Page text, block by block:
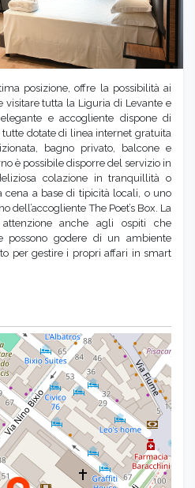
posizione, offre la possibilità ai
visitare tutta la Liguria di Levante e
e accogliente dispone di
dotate di linea internet gratuita
bagno privato, balcone e
è possibile disporre del servizio in
colazione in tranquillità o
a base di tipicità locali, o uno
dell’accogliente The Poet’s Box. La
anche agli ospiti che
possono godere di un ambiente
per gestire i propri affari in smart